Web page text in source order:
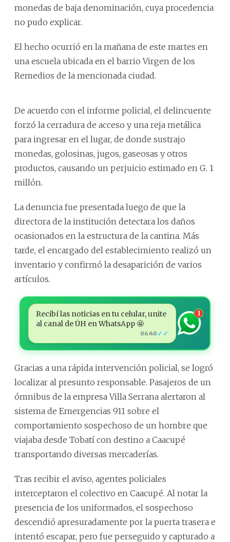
monedas de baja denominación, cuya procedencia
no pudo explicar.
El hecho ocurrió en la mañana de este martes en
una escuela ubicada en el barrio Virgen de los
Remedios de la mencionada ciudad.
De acuerdo con el informe policial, el delincuente
forzó la cerradura de acceso y una reja metálica
para ingresar en el lugar, de donde sustrajo
monedas, golosinas, jugos, gaseosas y otros
productos, causando un perjuicio estimado en G. 1
millón.
La denuncia fue presentada luego de que la
directora de la institución detectara los daños
ocasionados en la estructura de la cantina. Más
tarde, el encargado del establecimiento realizó un
inventario y confirmó la desaparición de varios
artículos.
Recibí las noticias en tu celular, unite
al canal de ÚH en WhatsApp 🤩
06:40 ✓✓
1
Gracias a una rápida intervención policial, se logró
localizar al presunto responsable. Pasajeros de un
ómnibus de la empresa Villa Serrana alertaron al
sistema de Emergencias 911 sobre el
comportamiento sospechoso de un hombre que
viajaba desde Tobatí con destino a Caacupé
transportando diversas mercaderías.
Tras recibir el aviso, agentes policiales
interceptaron el colectivo en Caacupé. Al notar la
presencia de los uniformados, el sospechoso
descendió apresuradamente por la puerta trasera e
intentó escapar, pero fue perseguido y capturado a